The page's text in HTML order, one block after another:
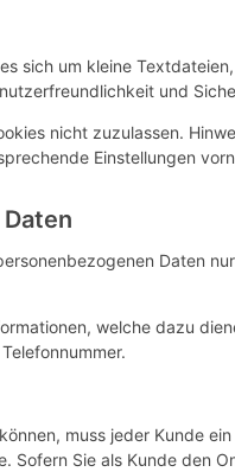
sich um kleine
und
nicht zuzulassen.
Einstellungen
Daten
welche dazu
muss jeder Kunde
Sie als Kunde den